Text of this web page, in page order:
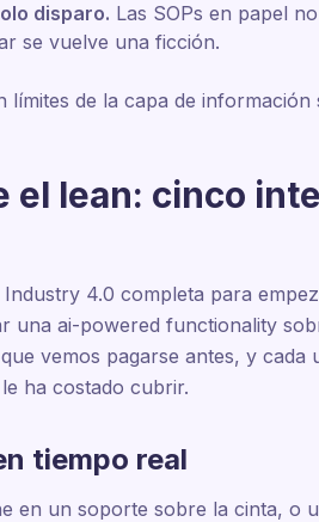
disparo. Las SOPs en papel
se vuelve una ficción.
de la capa de
el lean: cinco
4.0 completa para
una ai-powered functionality
vemos pagarse antes, y
ha costado cubrir.
tiempo real
en un soporte sobre la cinta, o